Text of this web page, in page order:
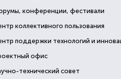
конференции, фестивали
коллективного пользования
поддержки технологий и
офис
технический совет